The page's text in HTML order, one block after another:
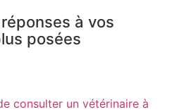
à vos
posées
consulter un vétérinaire à